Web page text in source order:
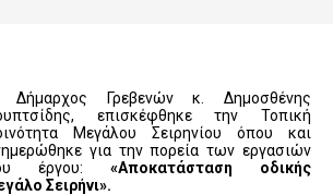
Γρεβενών κ. Δημοσθένης
επισκέφθηκε την Τοπική
Μεγάλου Σειρηνίου όπου και
για την πορεία των εργασιών
έργου: «Αποκατάσταση οδικής
Σειρήνι».